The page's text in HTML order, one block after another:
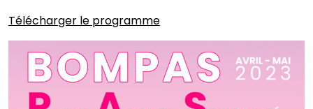
Télécharger le programme